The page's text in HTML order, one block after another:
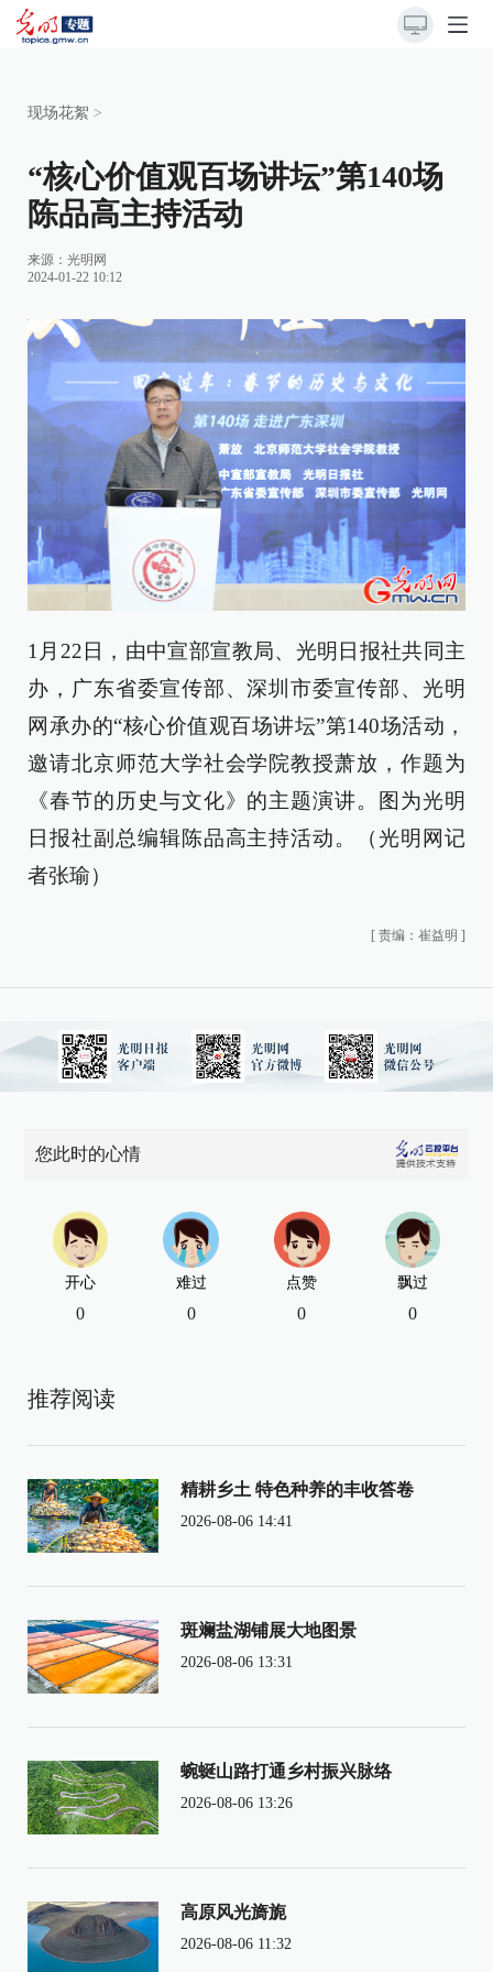
现场花絮 >
“核心价值观百场讲坛”第140场
陈品高主持活动
来源： 光明网
2024-01-22 10:12
1月22日，由中宣部宣教局、光明日报社共同主
办，广东省委宣传部、深圳市委宣传部、光明
网承办的“核心价值观百场讲坛”第140场活动，
邀请北京师范大学社会学院教授萧放，作题为
《春节的历史与文化》的主题演讲。图为光明
日报社副总编辑陈品高主持活动。（光明网记
者张瑜）
[ 责编：崔益明 ]
您此时的心情
开心
0
难过
0
点赞
0
飘过
0
推荐阅读
精耕乡土 特色种养的丰收答卷
2026-08-06 14:41
斑斓盐湖铺展大地图景
2026-08-06 13:31
蜿蜒山路打通乡村振兴脉络
2026-08-06 13:26
高原风光旖旎
2026-08-06 11:32